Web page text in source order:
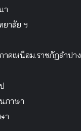
า
ยาลัย ฯ
คเหนือม.ราชภัฏลำปาง
ภาษา
า